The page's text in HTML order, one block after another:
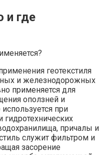
и где
геотекстиля
и железнодорожных
применяется для
оползней и
при
гидротехнических
причалы и
служит фильтром и
засорение